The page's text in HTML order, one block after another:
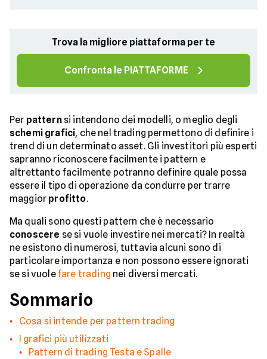
Trova la migliore piattaforma per te
Confronta le PIATTAFORME
Per patternsi intendono dei modelli, o meglio degli
schemi grafici, che nel trading permettono di definire i
trend di un determinato asset. Gli investitori più esperti
sapranno riconoscere facilmente i pattern e
altrettanto facilmente potranno definire quale possa
essere il tipo di operazione da condurre per trarre
maggior profitto.
Ma quali sono questi pattern che è necessario
conoscere se si vuole investire nei mercati? In realtà
ne esistono di numerosi, tuttavia alcuni sono di
particolare importanza e non possono essere ignorati
se si vuolefare trading nei diversi mercati.
Sommario
Cosa si intende per pattern trading
I grafici più utilizzati
Pattern di trading Testa e Spalle